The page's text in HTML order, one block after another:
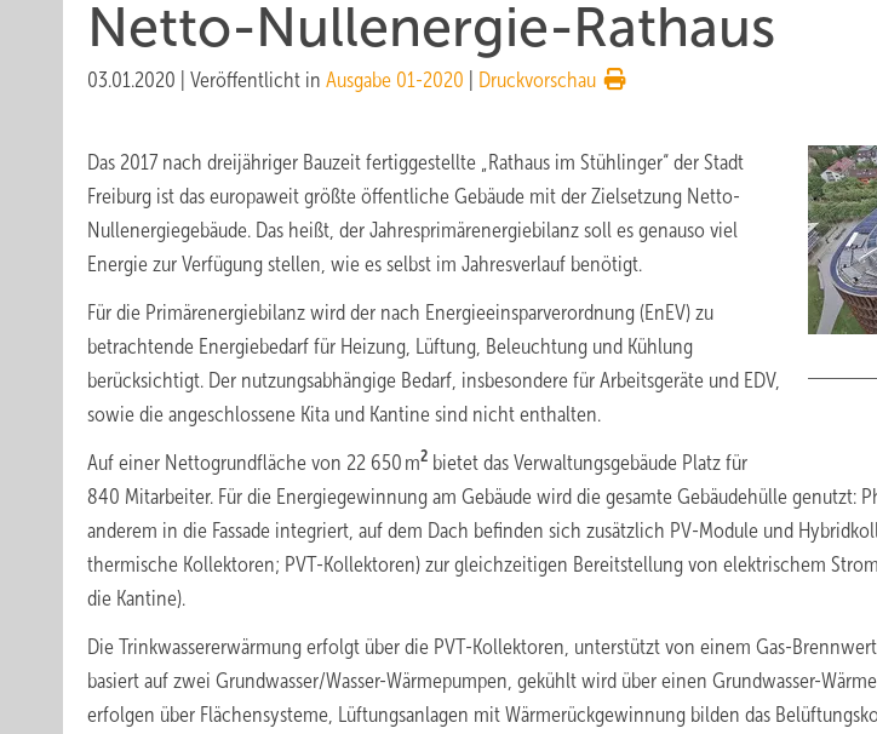
Netto-Nullenergie-Rathaus
03.01.2020 Veröffentlicht in Ausgabe 01-2020 Druckvorschau
Das 2017 nach dreijähriger Bauzeit fertiggestellte „Rathaus im Stühlinger“ der Stadt
Freiburg ist das europaweit größte öffentliche Gebäude mit der Zielsetzung Netto-
Nullenergiegebäude. Das heißt, der Jahresprimärenergiebilanz soll es genauso viel
Energie zur Verfügung stellen, wie es selbst im Jahresverlauf benötigt.
Für die Primärenergiebilanz wird der nach Energieeinsparverordnung (EnEV) zu
betrachtende Energiebedarf für Heizung, Lüftung, Beleuchtung und Kühlung
berücksichtigt. Der nutzungsabhängige Bedarf, insbesondere für Arbeitsgeräte und EDV,
sowie die angeschlossene Kita und Kantine sind nicht enthalten.
Auf einer Nettogrundfläche von 22 650 m2 bietet das Verwaltungsgebäude Platz für
840 Mitarbeiter. Für die Energiegewinnung am Gebäude wird die gesamte Gebäudehülle genutzt:
anderem in die Fassade integriert, auf dem Dach befinden sich zusätzlich PV-Module und
thermische Kollektoren; PVT-Kollektoren) zur gleichzeitigen Bereitstellung von elektrischem
die Kantine).
Die Trinkwassererwärmung erfolgt über die PVT-Kollektoren, unterstützt von einem Gas-
basiert auf zwei Grundwasser/Wasser-Wärmepumpen, gekühlt wird über einen Grundwasser-
erfolgen über Flächensysteme, Lüftungsanlagen mit Wärmerückgewinnung bilden das